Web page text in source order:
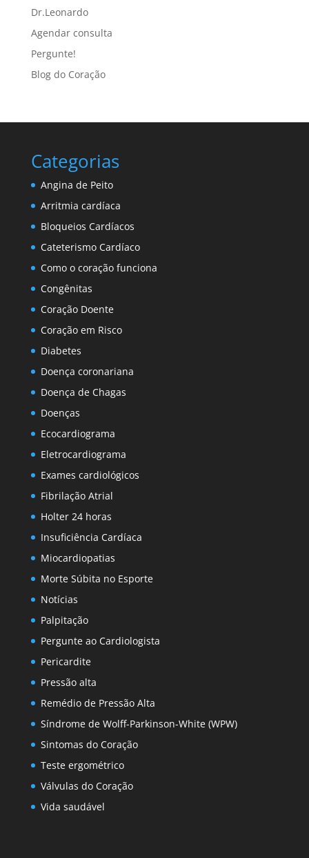
Dr.Leonardo
Agendar consulta
Pergunte!
Blog do Coração
Categorias
Angina de Peito
Arritmia cardíaca
Bloqueios Cardíacos
Cateterismo Cardíaco
Como o coração funciona
Congênitas
Coração Doente
Coração em Risco
Diabetes
Doença coronariana
Doença de Chagas
Doenças
Ecocardiograma
Eletrocardiograma
Exames cardiológicos
Fibrilação Atrial
Holter 24 horas
Insuficiência Cardíaca
Miocardiopatias
Morte Súbita no Esporte
Notícias
Palpitação
Pergunte ao Cardiologista
Pericardite
Pressão alta
Remédio de Pressão Alta
Síndrome de Wolff-Parkinson-White (WPW)
Sintomas do Coração
Teste ergométrico
Válvulas do Coração
Vida saudável